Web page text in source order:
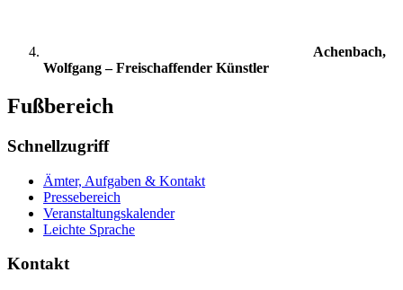
Achenbach,
Wolfgang – Freischaffender Künstler
Fußbereich
Schnellzugriff
Ämter, Aufgaben & Kontakt
Pressebereich
Veranstaltungskalender
Leichte Sprache
Kontakt